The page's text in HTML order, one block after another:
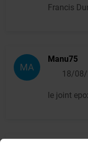
Francis
MA
Manu75
18/08/
le joint